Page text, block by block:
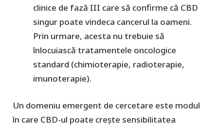
clinice de fază III care să confirme că CBD
singur poate vindeca cancerul la oameni.
Prin urmare, acesta nu trebuie să
înlocuiască tratamentele oncologice
standard (chimioterapie, radioterapie,
imunoterapie).
Un domeniu emergent de cercetare este modul
în care CBD-ul poate crește sensibilitatea